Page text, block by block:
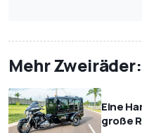
Mehr Zweiräder:
Eine
große